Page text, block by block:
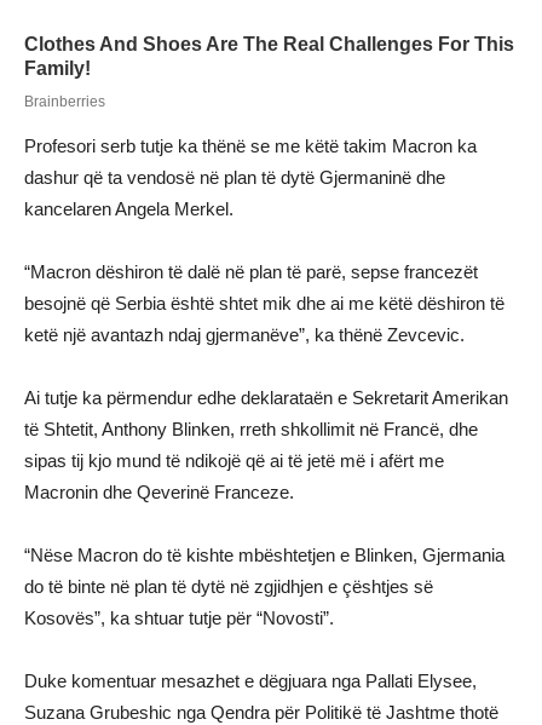
Profesori serb tutje ka thënë se me këtë takim Macron ka
dashur që ta vendosë në plan të dytë Gjermaninë dhe
kancelaren Angela Merkel.
“Macron dëshiron të dalë në plan të parë, sepse francezët
besojnë që Serbia është shtet mik dhe ai me këtë dëshiron të
ketë një avantazh ndaj gjermanëve”, ka thënë Zevcevic.
Ai tutje ka përmendur edhe deklarataën e Sekretarit Amerikan
të Shtetit, Anthony Blinken, rreth shkollimit në Francë, dhe
sipas tij kjo mund të ndikojë që ai të jetë më i afërt me
Macronin dhe Qeverinë Franceze.
“Nëse Macron do të kishte mbështetjen e Blinken, Gjermania
do të binte në plan të dytë në zgjidhjen e çështjes së
Kosovës”, ka shtuar tutje për “Novosti”.
Duke komentuar mesazhet e dëgjuara nga Pallati Elysee,
Suzana Grubeshic nga Qendra për Politikë të Jashtme thotë